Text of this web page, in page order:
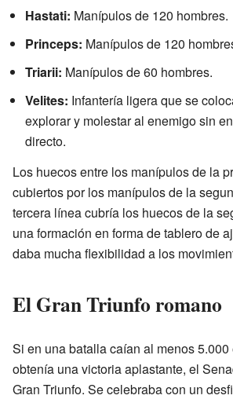
Hastati: Manípulos de 120 hombres.
Princeps: Manípulos de 120
Triarii: Manípulos de 60 hombres.
Velites: Infantería ligera que se
explorar y molestar al enemigo sin
directo.
Los huecos entre los manípulos de la
cubiertos por los manípulos de la
tercera línea cubría los huecos de la
una formación en forma de tablero de
daba mucha flexibilidad a los
El Gran Triunfo romano
Si en una batalla caían al menos
obtenía una victoria aplastante, el
Gran Triunfo. Se celebraba con un